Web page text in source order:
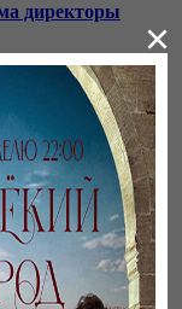
директоры
×